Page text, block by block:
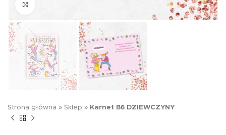
Strona główna » Sklep » Karnet B6 DZIEWCZYNY